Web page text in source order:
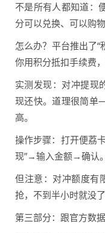
不是所有人都知道：
分可以兑换、可以购
怎么办？平台推出了“
你用积分抵扣手续费
实测发现：对冲提现
现还快。道理很简单
高。
操作步骤：打开便荔
现”→输入金额→确认
但注意：对冲额度有
抢，不到半小时就没了
第三部分：跟官方数